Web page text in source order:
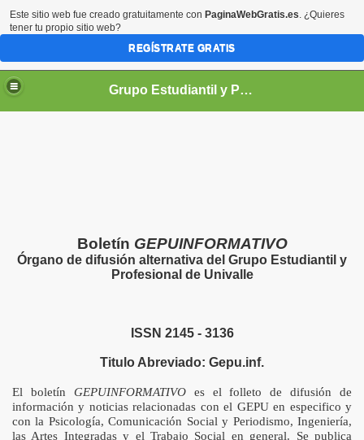
Grupo Estudiantil y Profesional de Univalle - GEPU -
Boletín GEPUINFORMATIVO
Órgano de difusión alternativa del Grupo Estudiantil y
Profesional de Univalle
ISSN 2145 - 3136
Titulo Abreviado: Gepu.inf.
El boletín GEPUINFORMATIVO es el folleto de difusión de
información y noticias relacionadas con el GEPU en especifico y
conla Psicología, Comunicación Social y Periodismo, Ingeniería,
las Artes Integradas y el Trabajo Social en general. Se publica
Este sitio web fue creado gratuitamente con PaginaWebGratis.es. ¿Quieres
tener tu propio sitio web?
REGÍSTRATE GRATIS